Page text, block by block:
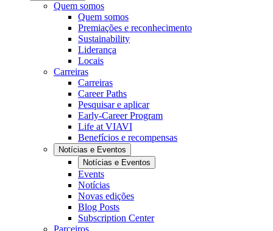
Quem somos
Quem somos
Premiações e reconhecimento
Sustainability
Liderança
Locais
Carreiras
Carreiras
Career Paths
Pesquisar e aplicar
Early-Career Program
Life at VIAVI
Benefícios e recompensas
Notícias e Eventos
Notícias e Eventos
Events
Notícias
Novas edições
Blog Posts
Subscription Center